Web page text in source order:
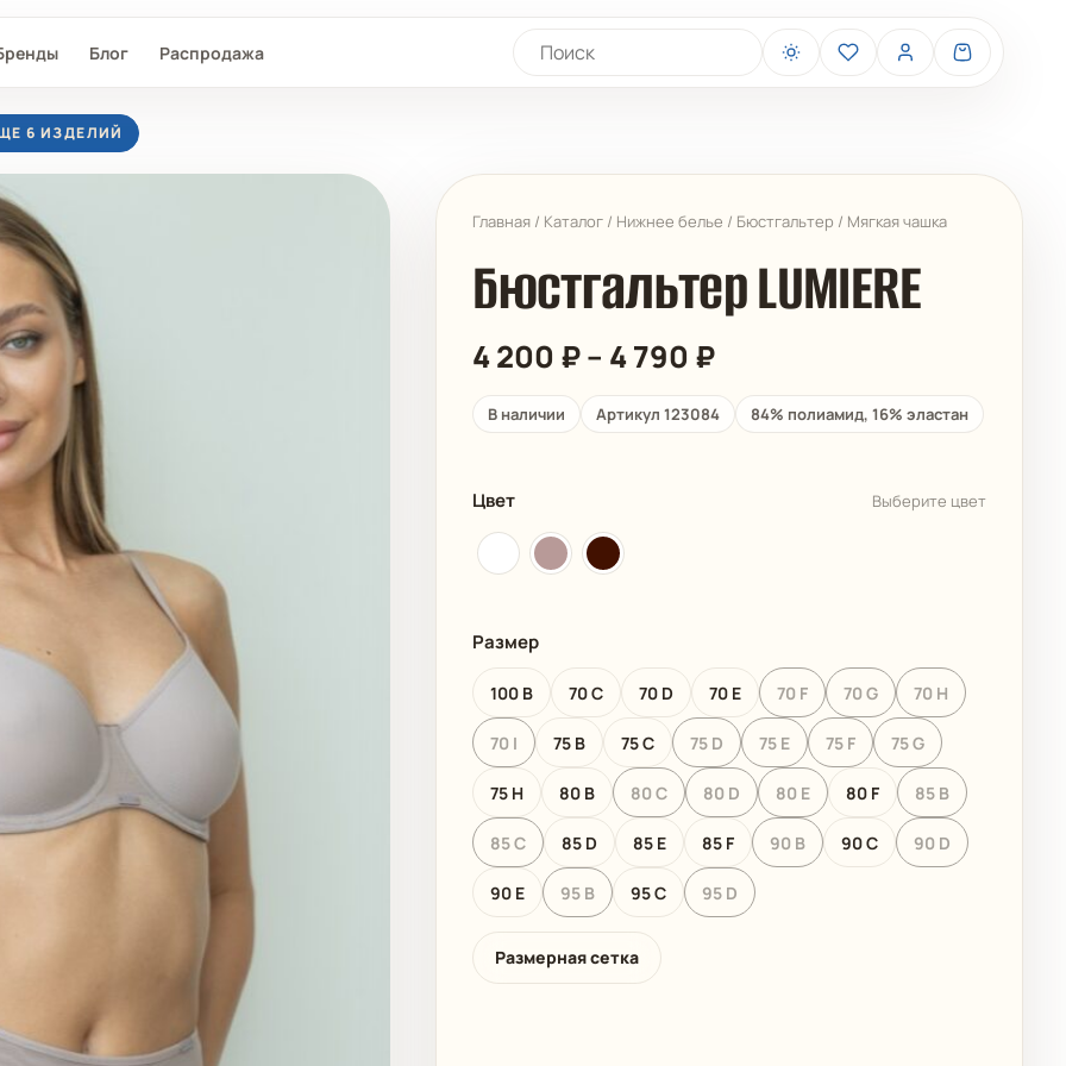
МУЖСКАЯ КОЛЛЕКЦИЯ
SEAFOLLY D-NU-D BELIZA ARUELLE
Блог Распродажа Поиск товаров
6 ИЗДЕЛИЙ
Главная / Каталог / Нижнее белье / Бюстгальтер / Мягкая чашка
Бюстгальтер LUMIERE
4 200 ₽– 4 790 ₽Диапазон
цен:
4
200 ₽
В наличии Артикул 123084 84% полиамид, 16% эластан
Цвет Выберите цвет
Размер
100 B 70 C 70 D 70 E 70 F 70 G 70 H
70 I 75 B 75 C 75 D 75 E 75 F 75 G
75 H 80 B 80 C 80 D 80 E 80 F 85 B
85 C 85 D 85 E 85 F 90 B 90 C 90 D
90 E 95 B 95 C 95 D
Размерная сетка